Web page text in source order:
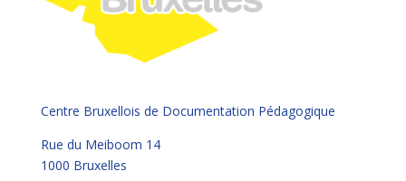
Centre Bruxellois de Documentation Pédagogique
Rue du Meiboom 14
1000 Bruxelles